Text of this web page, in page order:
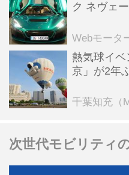
ク ネヴェ
全版／115
Webモータ
熱気球イベ
京」が2年
ンテンツも
千葉知充（
次世代モビリティ